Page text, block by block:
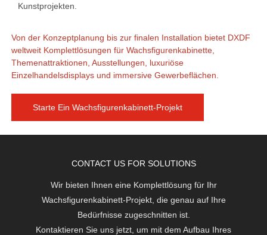
Kunstprojekten.
Von der Konzeptplanung bis zur finalen Installation bietet DXDF
weltweit Komplettlösungen für Wachsfigurenkabinette,
Themenattraktionen, Ausstellungen, luxuriöse
Einzelhandelsdisplays und immersive Gewerbeflächen.
Starte Ein Wachsfigurenkabinett-Projekt
CONTACT US FOR SOLUTIONS
Wir bieten Ihnen eine Komplettlösung für Ihr
Wachsfigurenkabinett-Projekt, die genau auf Ihre
Bedürfnisse zugeschnitten ist.
Kontaktieren Sie uns jetzt, um mit dem Aufbau Ihres